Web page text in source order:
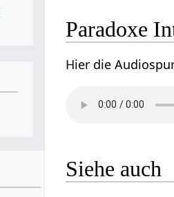
Paradoxe
Hier die
Siehe auch